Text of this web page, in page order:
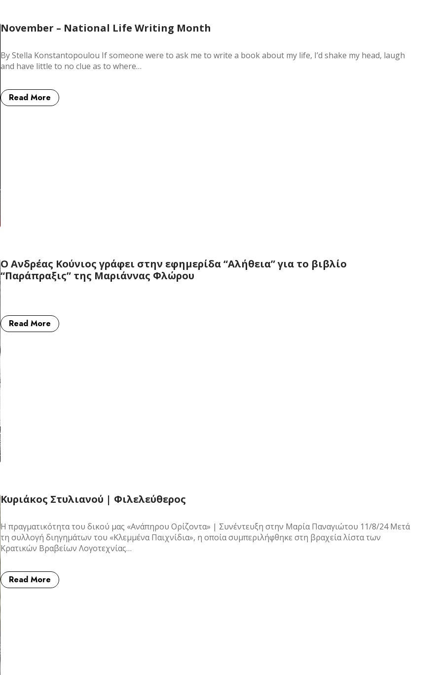
November – National Life Writing Month
By Stella Konstantopoulou If someone were to ask me to write a book about my life, I’d shake my head, laugh
and have little to no clue as to where…
Read More
Ο Aνδρέας Κούνιος γράφει στην εφημερίδα “Αλήθεια” για το βιβλίο
“Παράπραξις” της Μαριάννας Φλώρου
Read More
Κυριάκος Στυλιανού | Φιλελεύθερος
Η πραγματικότητα του δικού μας «Ανάπηρου Ορίζοντα» | Συνέντευξη στην Μαρία Παναγιώτου 11/8/24 Mετά
τη συλλογή διηγημάτων του «Κλεμμένα Παιχνίδια», η οποία συμπεριλήφθηκε στη βραχεία λίστα των
Κρατικών Bραβείων Λογοτεχνίας…
Read More